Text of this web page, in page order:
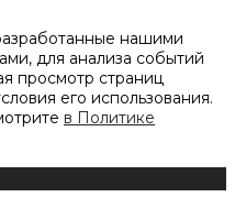
нашими
для анализа событий
просмотр страниц
его использования.
в Политике